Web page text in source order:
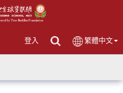
登入 繁體中文